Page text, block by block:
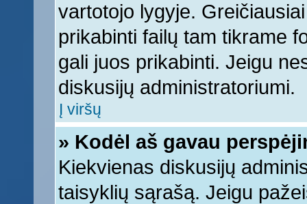
vartotojo lygyje.
prikabinti failų tam tikrame
gali juos prikabinti. Jeigu
diskusijų administratoriumi.
Į viršų
» Kodėl aš gavau
Kiekvienas diskusijų
taisyklių sąrašą. Jeigu